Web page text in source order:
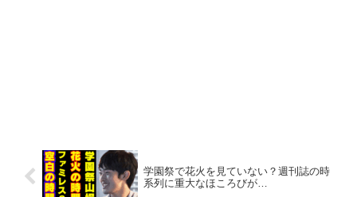
学園祭で花火を見ていない？週刊誌の時
系列に重大なほころびが…